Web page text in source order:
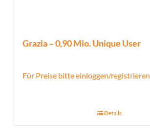
Grazia – 0,90 Mio. Unique User
Für Preise bitte einloggen/registrieren
Details